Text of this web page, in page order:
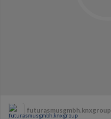
futurasmusgmbh.knxgroup